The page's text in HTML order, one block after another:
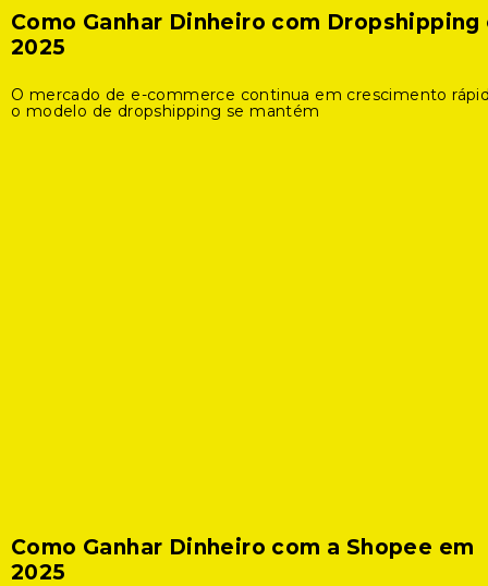
Como Ganhar Dinheiro com Dropshipping
2025
O mercado de e-commerce continua em crescimento
o modelo de dropshipping se mantém
Como Ganhar Dinheiro com a Shopee em
2025